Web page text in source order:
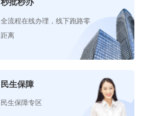
全流程在线办理，线下跑路零
距离
民生保障
民生保障专区